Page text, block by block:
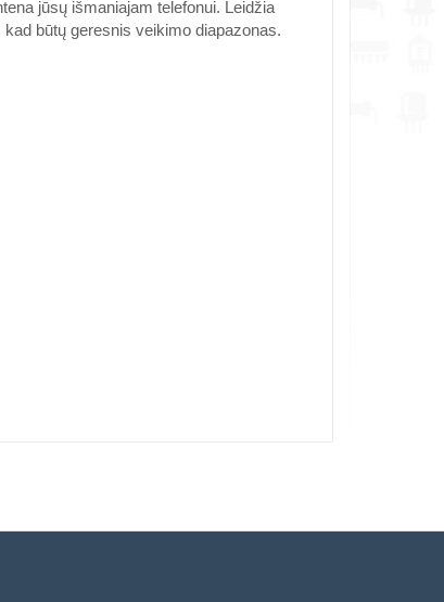
jūsų išmaniajam telefonui. Leidžia
būtų geresnis veikimo diapazonas.